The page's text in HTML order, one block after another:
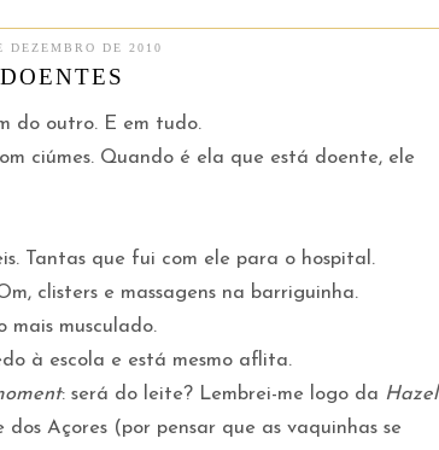
DEZEMBRO DE 2010
do outro. E em tudo.
ciúmes. Quando é ela que está doente, ele
Tantas que fui com ele para o hospital.
clisters e massagens na barriguinha.
mais musculado.
à escola e está mesmo aflita.
: será do leite? Lembrei-me logo da Hazel
Açores (por pensar que as vaquinhas se